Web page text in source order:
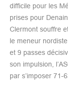
difficile pour les
prises pour
Clermont souffre
le meneur
et 9 passes
son impulsion,
par s’imposer 71-